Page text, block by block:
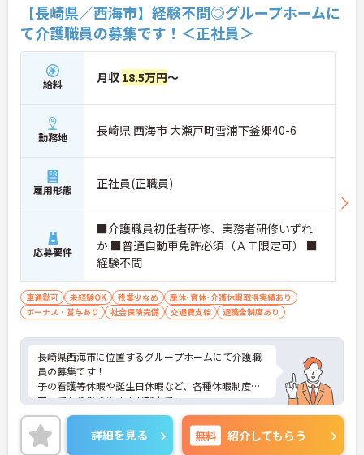
【長崎県／西海市】経験不問◎グループホームに
て介護職員の募集です！＜正社員＞
給料 月収 18.5万円～
勤務地 長崎県 西海市 大瀬戸町雪浦下釜郷40-6
雇用形態 正社員(正職員)
応募要件
■介護職員初任者研修、実務者研修いずれ
か ■普通自動車免許必須（ＡＴ限定可） ■
経験不問
車通勤可 未経験OK 残業少なめ
産休･育休･介護休暇取得実績あり
ボーナス・賞与あり
社会保険完備 交通費支給 退職金制度あり
長崎県西海市に位置するグループホームにて介護職
員の募集です！
子の看護等休暇や誕生日休暇など、各種休暇制度充
実しており働きやすさが魅力です。
ご興味のある方には、面接対策ポイントなど、さら
に詳細をご案内しますのでお気軽にご相談くださ
い！
詳細を見る 無料 紹介してもらう